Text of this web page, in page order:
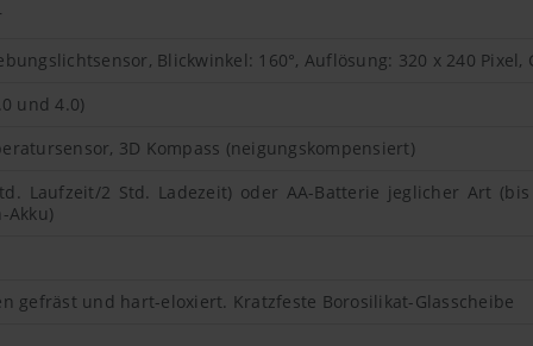
Blickwinkel: 160°, Auflösung: 320 x 240
und 4.0)
3D Kompass (neigungskompensiert)
Laufzeit/2 Std. Ladezeit) oder AA-Batterie jeglicher Art
Akku)
gefräst und hart-eloxiert. Kratzfeste Borosilikat-Glasscheibe